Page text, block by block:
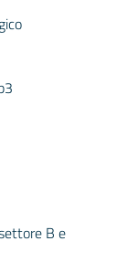
B e